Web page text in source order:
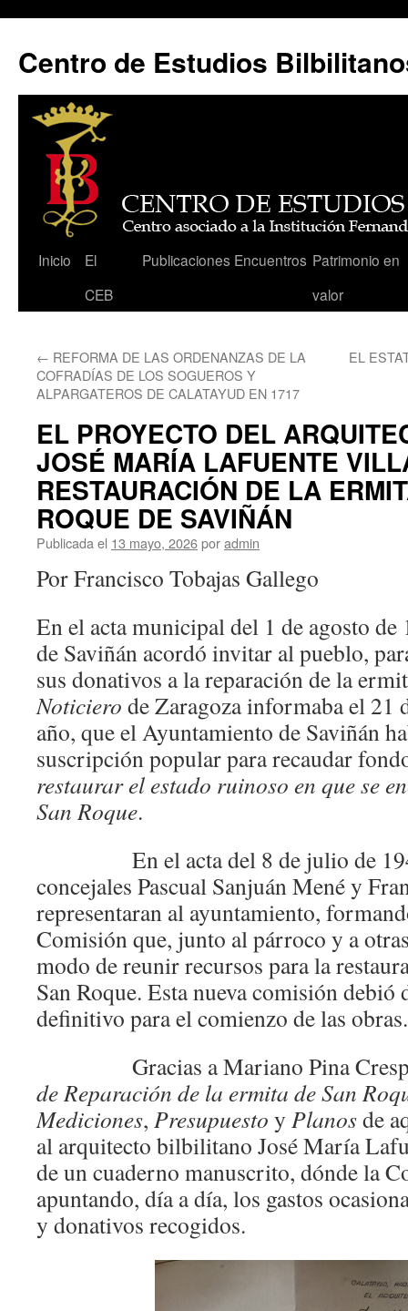
Centro de Estudios
Saltar
Inicio
El
CEB
Publicaciones Encuentros Patrimonio en
valor
← REFORMA DE LAS ORDENANZAS DE LA
COFRADÍAS DE LOS SOGUEROS Y
ALPARGATEROS DE CALATAYUD EN 1717
EL
EL PROYECTO DEL
JOSÉ MARÍA LAFUENTE
RESTAURACIÓN DE LA
ROQUE DE SAVIÑÁN
Publicada el 13 mayo, 2026poradmin
Por Francisco Tobajas Gallego
En el acta municipal del 1 de agosto
de Saviñán acordó invitar al pueblo,
sus donativos a la reparación de la
Noticiero de Zaragoza informaba el 21
año, que el Ayuntamiento de Saviñán
suscripción popular para recaudar
restaurar el estado ruinoso en que se
San Roque.
En el acta del 8 de julio de 1940
concejales Pascual Sanjuán Mené y
representaran al ayuntamiento,
Comisión que, junto al párroco y a
modo de reunir recursos para la
San Roque. Esta nueva comisión debió
definitivo para el comienzo de las obras.
Gracias a Mariano Pina
de Reparación de la ermita de San
Mediciones, Presupuesto y Planosde
al arquitecto bilbilitano José María
de un cuaderno manuscrito, dónde la
apuntando, día a día, los gastos
y donativos recogidos.